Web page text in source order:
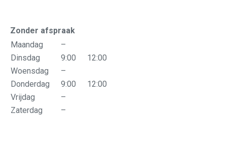
Zonder afspraak
Maandag
–
Dinsdag
9:00
12:00
Woensdag
–
Donderdag
9:00
12:00
Vrijdag
–
Zaterdag
–